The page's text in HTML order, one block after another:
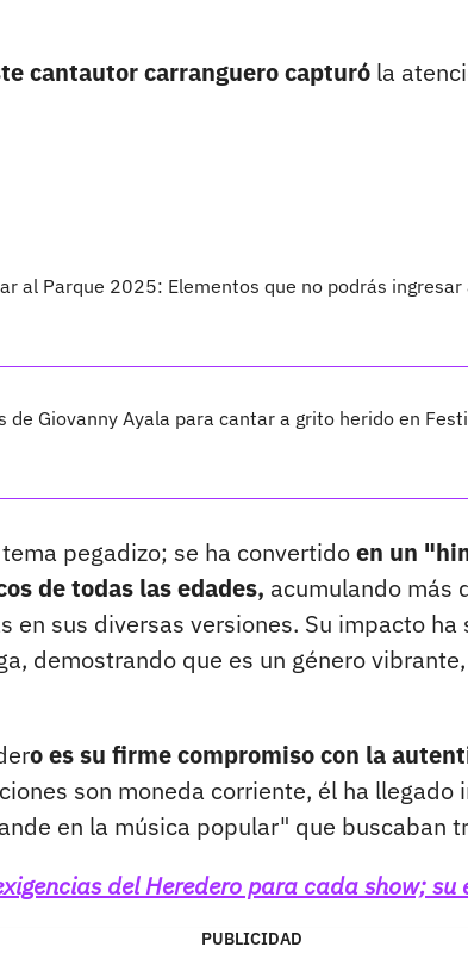
cantautor carranguero capturó la
al Parque 2025: Elementos que no podrás
de Giovanny Ayala para cantar a grito herido en
pegadizo; se ha convertidoen un
de todas las edades, acumulando más
en sus diversas versiones. Su impacto
demostrando que es un género
o es su firme compromiso con la
son moneda corriente, él ha llegado
en la música popular" que buscaban
del Heredero para cada show; su
PUBLICIDAD